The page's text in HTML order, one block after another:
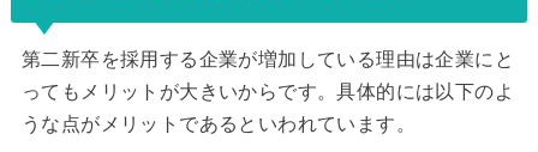
第二新卒を採用する企業が増加している理由は企業にと
ってもメリットが大きいからです。具体的には以下のよ
うな点がメリットであるといわれています。